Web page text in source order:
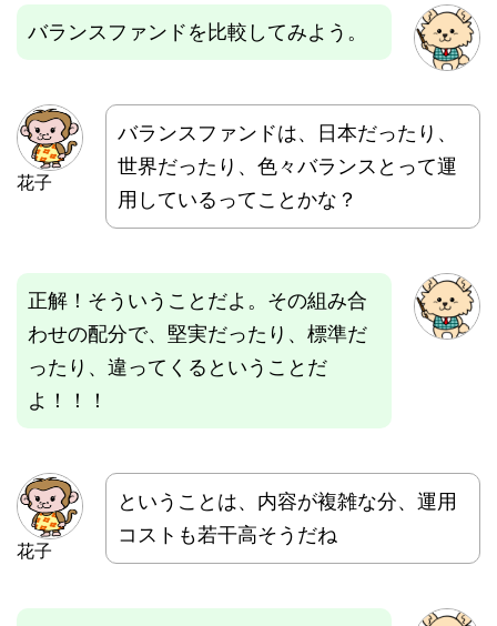
バランスファンドを比較してみよう。
花子
バランスファンドは、日本だったり、
世界だったり、色々バランスとって運
用しているってことかな？
正解！そういうことだよ。その組み合
わせの配分で、堅実だったり、標準だ
ったり、違ってくるということだ
よ！！！
花子
ということは、内容が複雑な分、運用
コストも若干高そうだね